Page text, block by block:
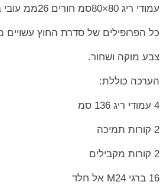
עמודי ריג 80×80סמ חורים 26ממ עובי ברזל 3ממ
כל הפרופילים של סדרת החוץ עשויים
צבע מוקה ושחור.
הערכה כוללת:
4 עמודי ריג 136 סמ
2 קורות תמיכה
2 קורות מקבילים
16 ברגי M24 אל חלד